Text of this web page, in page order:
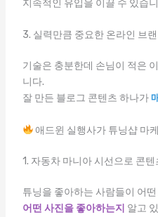
지속적인 유입을 이끌 수 있습
3. 실력만큼 중요한 온라인 브
기술은 충분한데 손님이 적은
니다.
잘 만든 블로그 콘텐츠 하나가
애드윈 실행사가 튜닝샵 마
1. 자동차 마니아 시선으로 콘텐
튜닝을 좋아하는 사람들이 어
어떤 사진을 좋아하는지 알고